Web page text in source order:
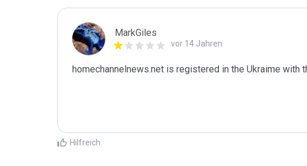
MarkGiles
vor 14 Jahren
homechannelnews.net is registered in the Ukraime with
Hilfreich